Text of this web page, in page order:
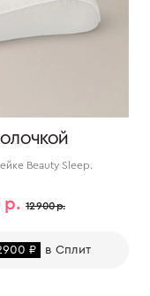
Beauty Sleep.
12 900 р.
р.
₽ в Сплит